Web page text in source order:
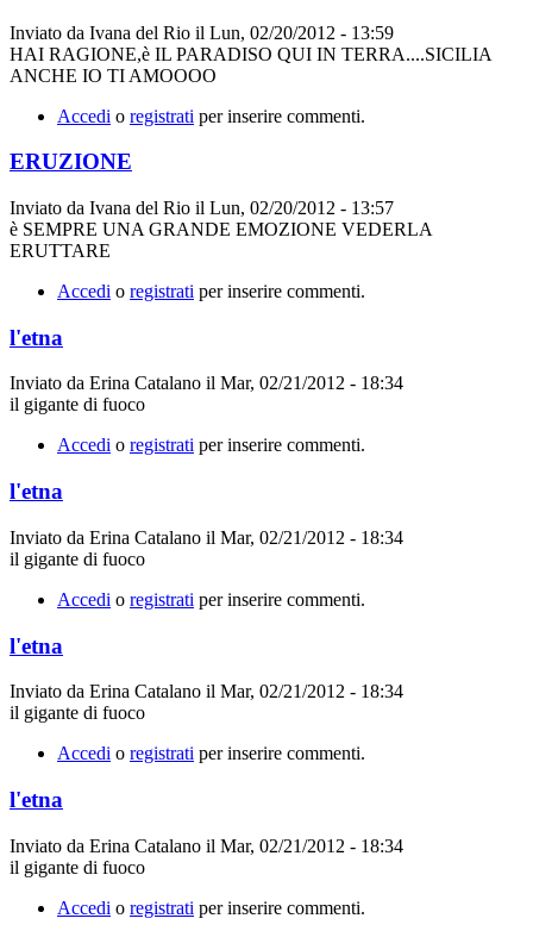
Inviato da Ivana del Rio il Lun, 02/20/2012 - 13:59
HAI RAGIONE,è IL PARADISO QUI IN TERRA....SICILIA
ANCHE IO TI AMOOOO
Accedi o registrati per inserire commenti.
ERUZIONE
Inviato da Ivana del Rio il Lun, 02/20/2012 - 13:57
è SEMPRE UNA GRANDE EMOZIONE VEDERLA
ERUTTARE
Accedi o registrati per inserire commenti.
l'etna
Inviato da Erina Catalano il Mar, 02/21/2012 - 18:34
il gigante di fuoco
Accedi o registrati per inserire commenti.
l'etna
Inviato da Erina Catalano il Mar, 02/21/2012 - 18:34
il gigante di fuoco
Accedi o registrati per inserire commenti.
l'etna
Inviato da Erina Catalano il Mar, 02/21/2012 - 18:34
il gigante di fuoco
Accedi o registrati per inserire commenti.
l'etna
Inviato da Erina Catalano il Mar, 02/21/2012 - 18:34
il gigante di fuoco
Accedi o registrati per inserire commenti.